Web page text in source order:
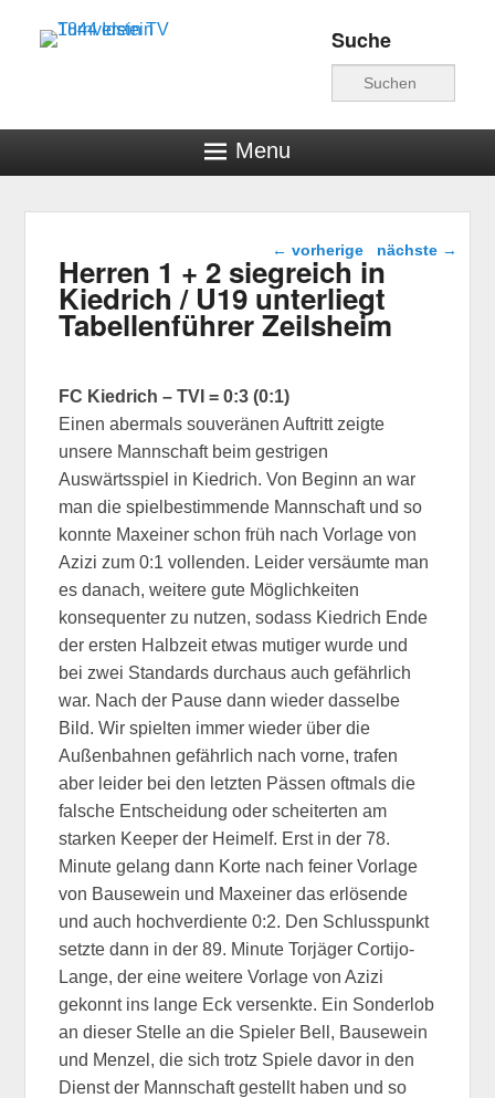
Turnverein TV 1844
Suche
Menu
Beitragsnavigation
← vorherige nächste →
Herren 1 + 2 siegreich in
Kiedrich / U19 unterliegt
Tabellenführer Zeilsheim
FC Kiedrich – TVI = 0:3 (0:1)
Einen abermals souveränen Auftritt zeigte
unsere Mannschaft beim gestrigen
Auswärtsspiel in Kiedrich. Von Beginn an war
man die spielbestimmende Mannschaft und so
konnte Maxeiner schon früh nach Vorlage von
Azizi zum 0:1 vollenden. Leider versäumte man
es danach, weitere gute Möglichkeiten
konsequenter zu nutzen, sodass Kiedrich Ende
der ersten Halbzeit etwas mutiger wurde und
bei zwei Standards durchaus auch gefährlich
war. Nach der Pause dann wieder dasselbe
Bild. Wir spielten immer wieder über die
Außenbahnen gefährlich nach vorne, trafen
aber leider bei den letzten Pässen oftmals die
falsche Entscheidung oder scheiterten am
starken Keeper der Heimelf. Erst in der 78.
Minute gelang dann Korte nach feiner Vorlage
von Bausewein und Maxeiner das erlösende
und auch hochverdiente 0:2. Den Schlusspunkt
setzte dann in der 89. Minute Torjäger Cortijo-
Lange, der eine weitere Vorlage von Azizi
gekonnt ins lange Eck versenkte. Ein Sonderlob
an dieser Stelle an die Spieler Bell, Bausewein
und Menzel, die sich trotz Spiele davor in den
Dienst der Mannschaft gestellt haben und so